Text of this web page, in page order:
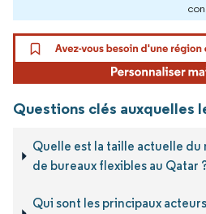
Questions clés auxquelles
Quelle est la taille actuelle du
de bureaux flexibles au Qatar
Qui sont les principaux